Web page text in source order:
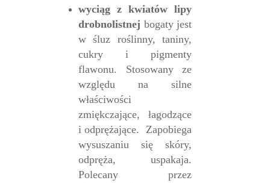
wyciąg z kwiatów lipy
drobnolistnej bogaty jest
w śluz roślinny, taniny,
cukry i pigmenty
flawonu. Stosowany ze
względu na silne
właściwości
zmiękczające, łagodzące
i odprężające. Zapobiega
wysuszaniu się skóry,
odpręża, uspakaja.
Polecany przez